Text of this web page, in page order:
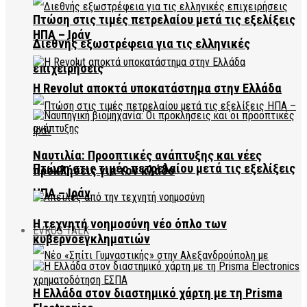
Διεθνής εξωστρέφεια για τις ελληνικές
επιχειρήσεις
Πτώση στις τιμές πετρελαίου μετά τις εξελίξεις
ΗΠΑ – Ιράν
EVROS TALK
Πτώση στις τιμές πετρελαίου μετά τις εξελίξεις
ΗΠΑ – Ιράν
Η Revolut αποκτά υποκατάστημα στην Ελλάδα
Ναυτιλία: Προοπτικές ανάπτυξης και νέες
προκλήσεις για τον κλάδο
Η τεχνητή νοημοσύνη νέο όπλο των
κυβερνοεγκληματιών
Η Ελλάδα στον διαστημικό χάρτη με τη Prisma